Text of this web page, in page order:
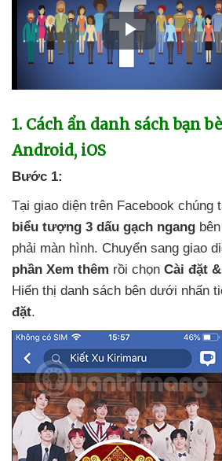
1. Cách ẩn danh sách bạn
Android, iOS
Bước 1:
Tại giao diện trên Facebook chúng
biểu tượng 3 dấu gạch ngang
phải màn hình. Chuyển sang giao
phần Xem thêm rồi chọn Cài đặt
Hiển thị danh sách bên dưới nhấn
đặt.